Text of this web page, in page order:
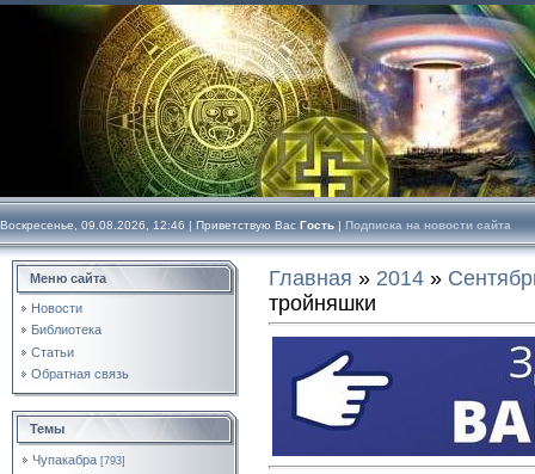
Воскресенье, 09.08.2026, 12:46 | Приветствую Вас Гость | Подписка на новости сайта
Меню сайта
Новости
Библиотека
Статьи
Обратная связь
Темы
Чупакабра [793]
Главная » 2014 »
тройняшки